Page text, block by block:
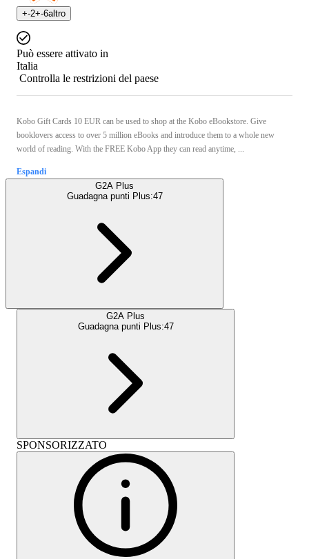
+-2+-6altro
Può essere attivato in
Italia
Controlla le restrizioni del paese
Kobo Gift Cards 10 EUR can be used to shop at the Kobo eBookstore. Give
booklovers access to over 5 million eBooks and introduce them to a whole new
world of reading. With the FREE Kobo App they can read anytime, ...
Espandi
G2A Plus
Guadagna punti Plus:47
G2A Plus
Guadagna punti Plus:47
SPONSORIZZATO